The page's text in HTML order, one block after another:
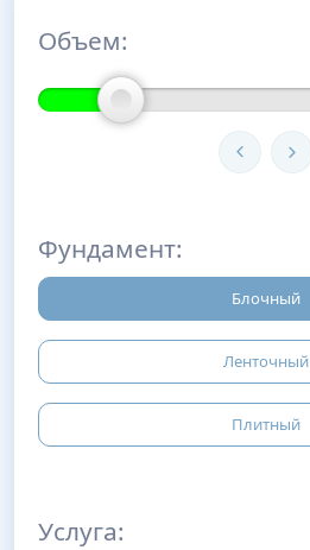
Объем:
Фундамент:
Блочный
Ленточный
Плитный
Услуга: